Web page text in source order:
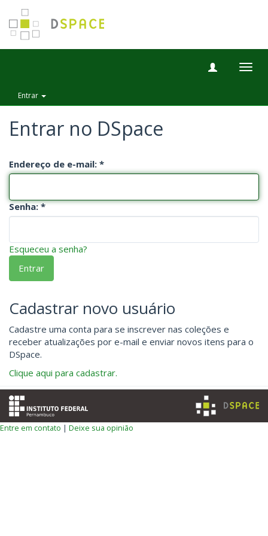
Entrar
Entrar no DSpace
Endereço de e-mail:
Senha:
Esqueceu a senha?
Entrar
Cadastrar novo usuário
Cadastre uma conta para se inscrever nas coleções e
receber atualizações por e-mail e enviar novos itens para o
DSpace.
Clique aqui para cadastrar.
Entre em contato | Deixe sua opinião